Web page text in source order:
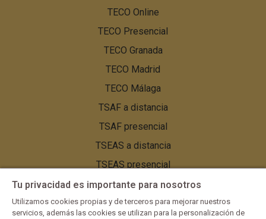
TECO Online
TECO Presencial
TECO Granada
TECO Madrid
TECO Málaga
TSAF a distancia
TSAF presencial
TSEAS a distancia
TSEAS presencial
TSEAS Granada
TSEAS Málaga
Tu privacidad es importante para nosotros
Utilizamos cookies propias y de terceros para mejorar nuestros
servicios, además las cookies se utilizan para la personalización de